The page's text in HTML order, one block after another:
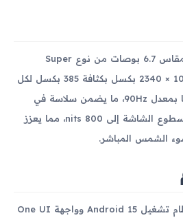
تأتي شاشة Galaxy M16 بمقاس 6.7 بوصات من نوع Super
AMOLED بجودة عرض 1080 × 2340 بكسل بكثافة 385 بكسل لكل
بوصة. تدعم الشاشة تحديثًا بمعدل 90Hz، ما يضمن سلاسة في
التنقل والألعاب. كما تصل سطوع الشاشة إلى 800 nits، مما يعزز
الشمس المباشر.
يعمل Galaxy M16 على نظام تشغيل Android 15 وواجهة One UI